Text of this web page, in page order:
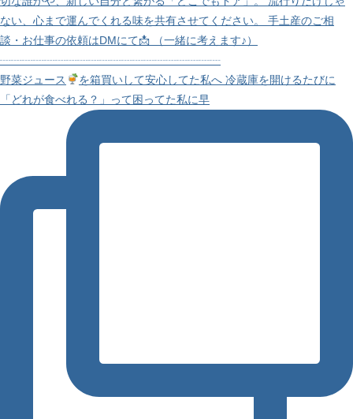
野菜ジュース
を箱買いして安心してた私へ 冷蔵庫を開けるたびに
「どれが食べれる？」って困ってた私に早